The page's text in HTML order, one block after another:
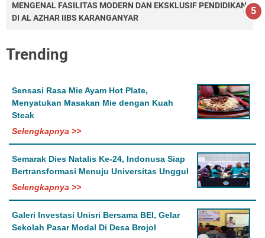
MENGENAL FASILITAS MODERN DAN EKSKLUSIF PENDIDIKAN
DI AL AZHAR IIBS KARANGANYAR
Trending
Sensasi Rasa Mie Ayam Hot Plate,
Menyatukan Masakan Mie dengan Kuah
Steak
Selengkapnya >>
Semarak Dies Natalis Ke-24, Indonusa Siap
Bertransformasi Menuju Universitas Unggul
Selengkapnya >>
Galeri Investasi Unisri Bersama BEI, Gelar
Sekolah Pasar Modal Di Desa Brojol